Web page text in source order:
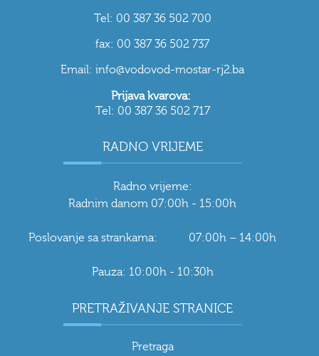
Tel: 00 387 36 502 700
fax: 00 387 36 502 737
Email: info@vodovod-mostar-rj2.ba
Prijava kvarova:
Tel: 00 387 36 502 717
RADNO VRIJEME
Radno vrijeme:
Radnim danom 07:00h - 15:00h
Poslovanje sa strankama: 07:00h – 14:00h
Pauza: 10:00h - 10:30h
PRETRAŽIVANJE STRANICE
Pretraga